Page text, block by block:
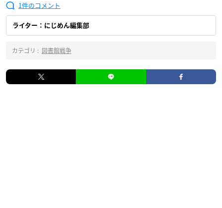
1
ライター：にじめん編集部
カテゴリ : 図書館戦争